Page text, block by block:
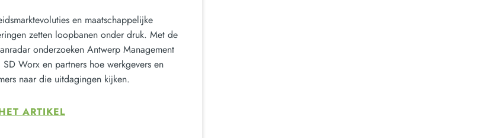
en maatschappelijke
zetten loopbanen onder druk. Met de
onderzoeken Antwerp Management
Worx en partners hoe werkgevers en
naar die uitdagingen kijken.
ARTIKEL